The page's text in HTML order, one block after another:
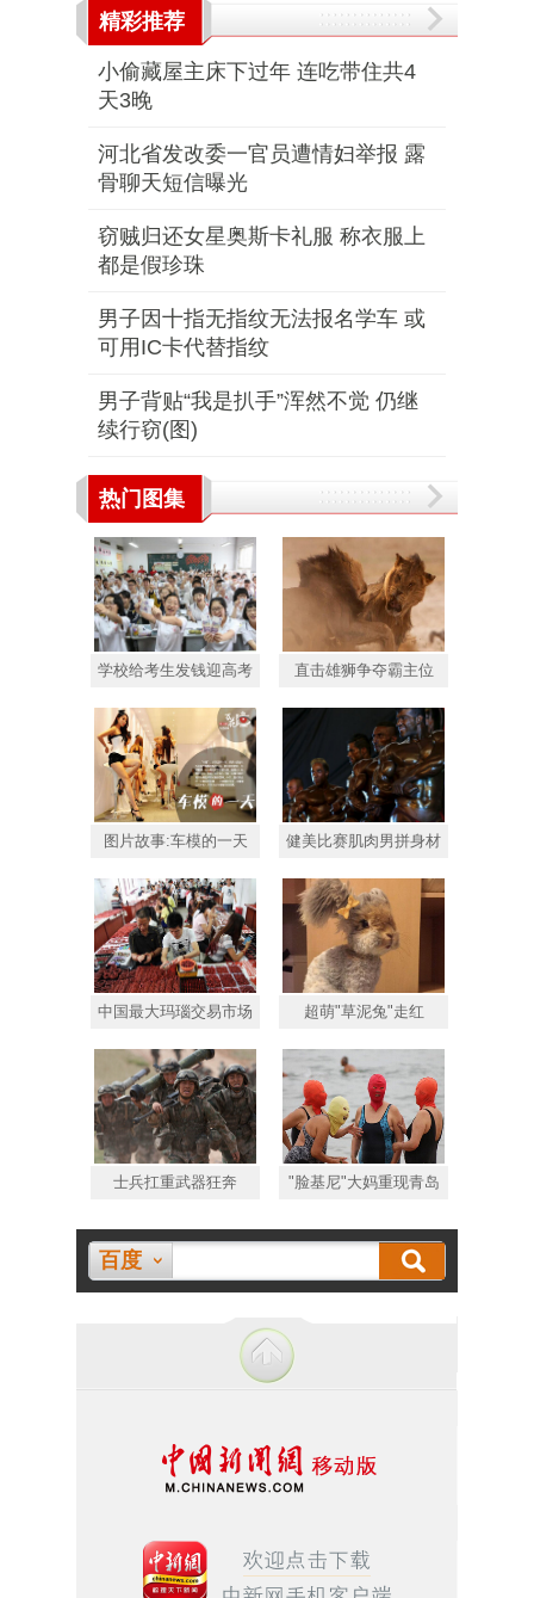
精彩推荐
小偷藏屋主床下过年 连吃带住共4
天3晚
河北省发改委一官员遭情妇举报 露
骨聊天短信曝光
窃贼归还女星奥斯卡礼服 称衣服上
都是假珍珠
男子因十指无指纹无法报名学车 或
可用IC卡代替指纹
男子背贴“我是扒手”浑然不觉 仍继
续行窃(图)
热门图集
学校给考生发钱迎高考 直击雄狮争夺霸主位
图片故事:车模的一天 健美比赛肌肉男拼身材
中国最大玛瑙交易市场 超萌"草泥兔"走红
士兵扛重武器狂奔 "脸基尼"大妈重现青岛
百度